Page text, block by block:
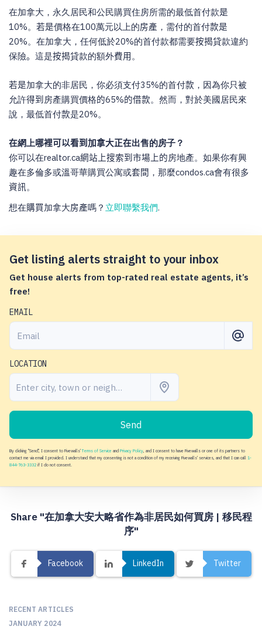
在加拿大，永久居民和公民購買住房所需的最低首付款是
10%。 若是價格在100萬元以上的房產 ，需付的首付款是
20%。在加拿大，任何低於20%的首付款都需要按揭貸款違約
保險。 這是按揭貸款的額外費用 。
若是加拿大的非居民，你必須支付35%的首付款 ，因為你只被
允許得到房產購買價格的65%的借款。然而，對於美國居民來
說，最低首付款是20%。
在網上哪裡可以看到加拿大正在出售的房子？
你可以在realtor.ca網站上搜索到市場上的房地產。如果你有興
趣在多倫多或溫哥華購買公寓或套間 ，那麼condos.ca會有很多
資訊 。
想在購買加拿大房產嗎？ 立即聯繫我們.
Get listing alerts straight to your inbox
Get house alerts from top-rated real estate agents, it’s
free!
EMAIL
LOCATION
By clicking "Send", I consent to Fivewalls'Terms of Service and Privacy Policy, and I consent to have Fivewalls or one of its partners to
contact me via email I provided. I understand that my consenting is not a condition of my receiving Fivewalls' services, and that I can call 1-
844-763-3332 if I do not consent.
Send
Share "在加拿大安大略省作為非居民如何買房 | 移民程
序"
Facebook LinkedIn Twitter
RECENT ARTICLES
JANUARY 2024